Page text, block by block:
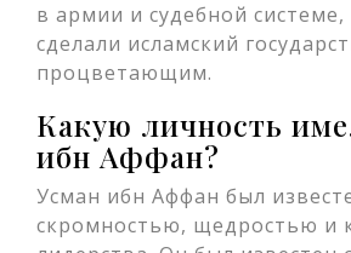
в армии и судебной
сделали исламский
процветающим.
Какую личность
ибн Аффан?
Усман ибн Аффан был
скромностью, щедростью и